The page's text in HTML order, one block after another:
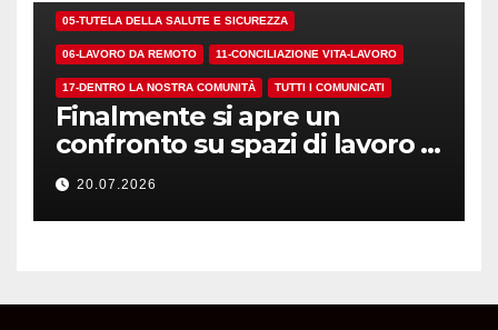
05-TUTELA DELLA SALUTE E SICUREZZA
06-LAVORO DA REMOTO 11-CONCILIAZIONE VITA-LAVORO
17-DENTRO LA NOSTRA COMUNITÀ TUTTI I COMUNICATI
Finalmente si apre un
confronto su spazi di lavoro e
dotazioni
20.07.2026